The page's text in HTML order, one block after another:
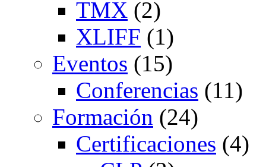
TMX (2)
XLIFF (1)
Eventos (15)
Conferencias (11)
Formación (24)
Certificaciones (4)